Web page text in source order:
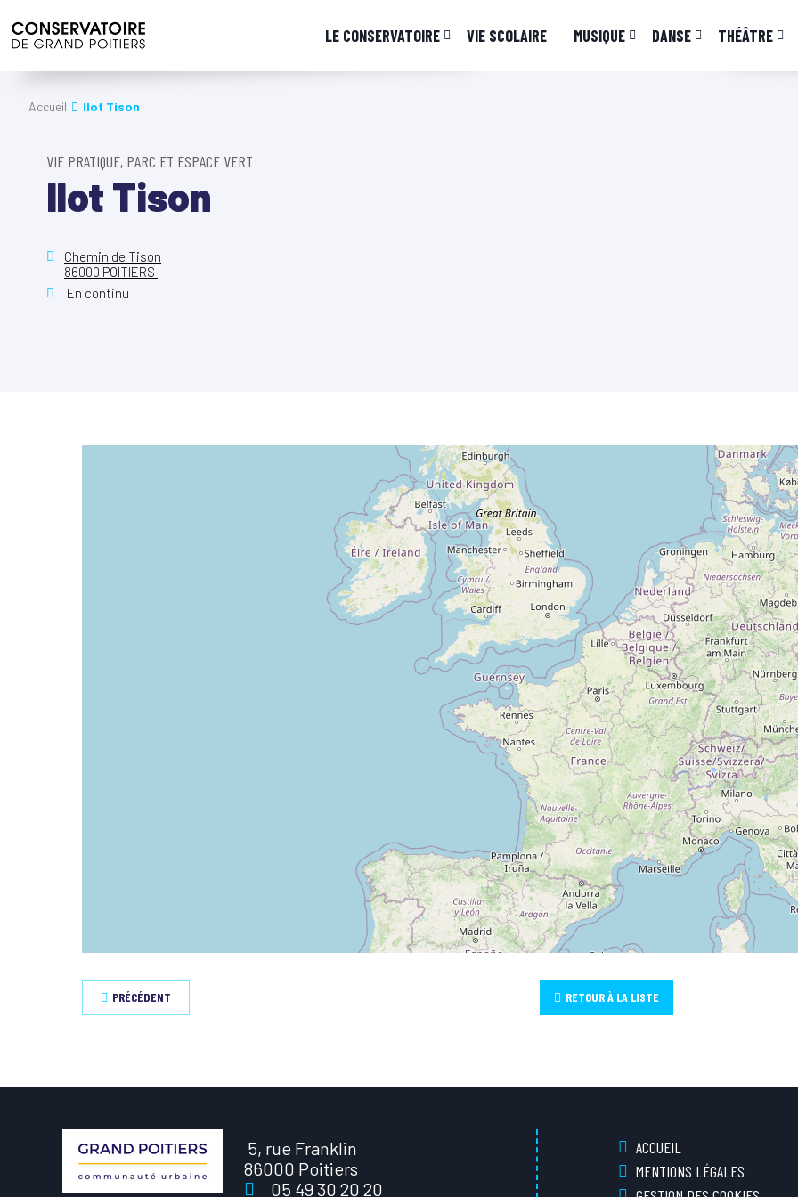
LE CONSERVATOIRE VIE SCOLAIRE MUSIQUE DANSE THÉÂTRE
Accueil Ilot Tison
VIE PRATIQUE, PARC ET ESPACE VERT
Ilot Tison
Chemin de Tison
86000 POITIERS
En continu
PRÉCÉDENT RETOUR À LA LISTE
5, rue Franklin
86000 Poitiers
05 49 30 20 20
ACCUEIL
MENTIONS LÉGALES